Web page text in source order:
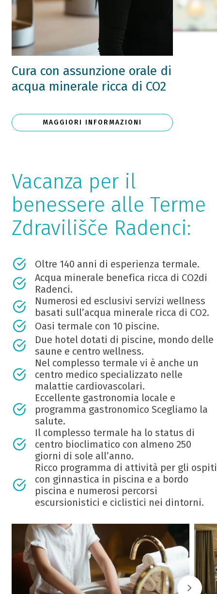
Cura con assunzione orale di
acqua minerale ricca di CO2
MAGGIORI INFORMAZIONI
Vacanza per il
benessere alle Terme
Zdravilišče Radenci:
Oltre 140 anni di esperienza termale.
Acqua minerale benefica ricca di CO2di
Radenci.
Numerosi ed esclusivi servizi wellness
basati sull’acqua minerale ricca di CO2.
Oasi termale con 10 piscine.
Due hotel dotati di piscine, mondo delle
saune e centro wellness.
Nel complesso termale vi è anche un
centro medico specializzato nelle
malattie cardiovascolari.
Eccellente gastronomia locale e
programma gastronomico Scegliamo la
salute.
Il complesso termale ha lo status di
centro bioclimatico con almeno 250
giorni di sole all’anno.
Ricco programma di attività per gli ospiti
con ginnastica in piscina e a bordo
piscina e numerosi percorsi
escursionistici e ciclistici nei dintorni.